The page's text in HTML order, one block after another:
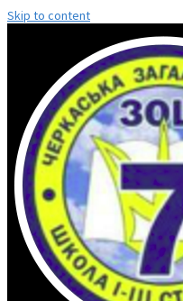
Skip to content